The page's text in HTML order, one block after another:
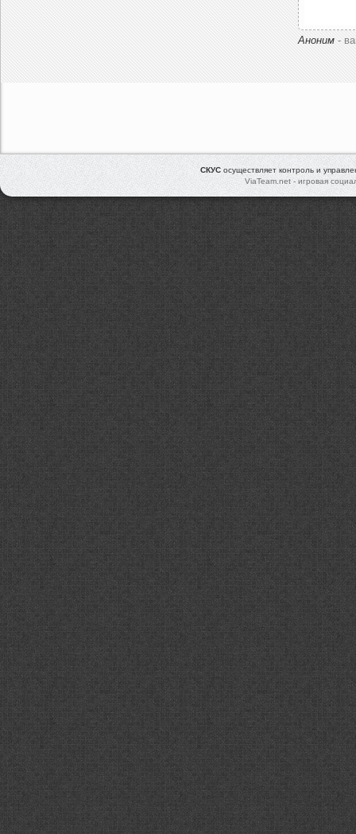
Аноним -
СКУСосуществляет контроль и
ViaTeam.net - игровая